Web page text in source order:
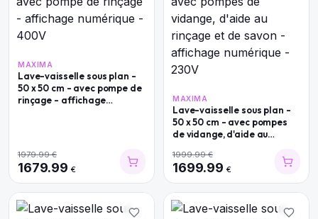
MAXIMA
Lave-vaisselle sous plan -
50 x 50 cm - avec pompe de
rinçage - affichage
1979.99€
1679.99 €
MAXIMA
Lave-vaisselle sous plan -
50 x 50 cm - avec pompes
de vidange, d'aide au
affichage numérique - 230V
1999.99€
1699.99 €